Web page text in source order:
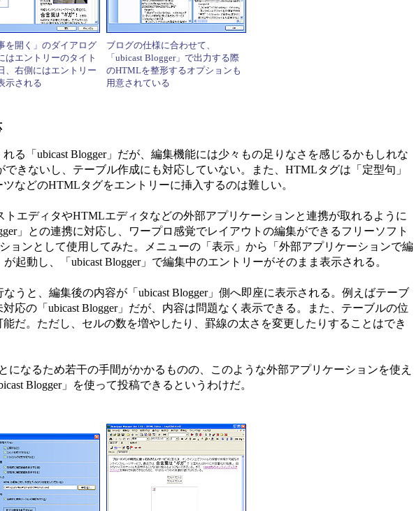
を開く」のダイアログ
はエントリーのタイト
、右側にはエントリー
示される
ブログの仕様に合わせて、
「ubicast Blogger」で出力する際
のHTMLを整形するオプションも
用意されている
る「ubicast Blogger」だが、編集機能には少々もの足りなさを感じるかもしれな
できないし、テーブル作成にも対応していない。また、HTMLタグは「定型句」
などのHTMLタグをエントリーに挿入するのは難しい。
トエディタやHTMLエディタなどの外部アプリケーションと連携が取れるように
」との連携に対応し、ワープロ感覚でレイアウトの編集ができるフリーソフト
ョンとして使用してみた。メニューの「表示」から「外部アプリケーションで編
起動し、「ubicast Blogger」で編集中のエントリーがそのまま表示される。
うと、編集後の内容が「ubicast Blogger」側へ即座に表示される。例えばテーブ
応の「ubicast Blogger」だが、内容は問題なく表示できる。また、テーブルの位
だ。ただし、セルの数を増やしたり、罫線の太さを変更したりすることはでき
なるため若干の手間がかかるものの、このような外部アプリケーションを使え
Blogger」を使って投稿できるというわけだ。